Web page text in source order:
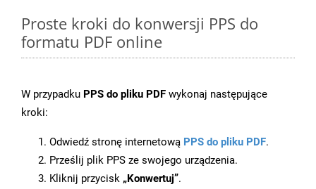
Proste kroki do konwersji PPS do
formatu PDF online
W przypadku PPS do pliku PDF wykonaj następujące
kroki:
Odwiedź stronę internetową PPS do pliku PDF.
Prześlij plik PPS ze swojego urządzenia.
Kliknij przycisk „Konwertuj”.